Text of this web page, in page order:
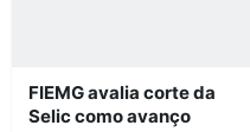
FIEMG avalia corte da
Selic como avanço